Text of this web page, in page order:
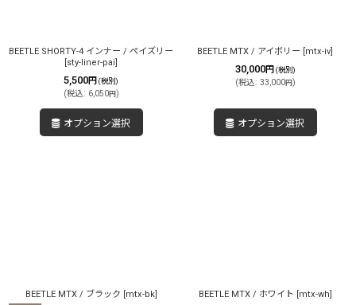
BEETLE SHORTY-4 インナー / ペイズリー
[sty-liner-pai]
5,500円 (税別)
(税込: 6,050円)
オプション選択
BEETLE MTX / アイボリー [mtx-iv]
30,000円 (税別)
(税込: 33,000円)
オプション選択
BEETLE MTX / ブラック [mtx-bk] BEETLE MTX / ホワイト [mtx-wh]